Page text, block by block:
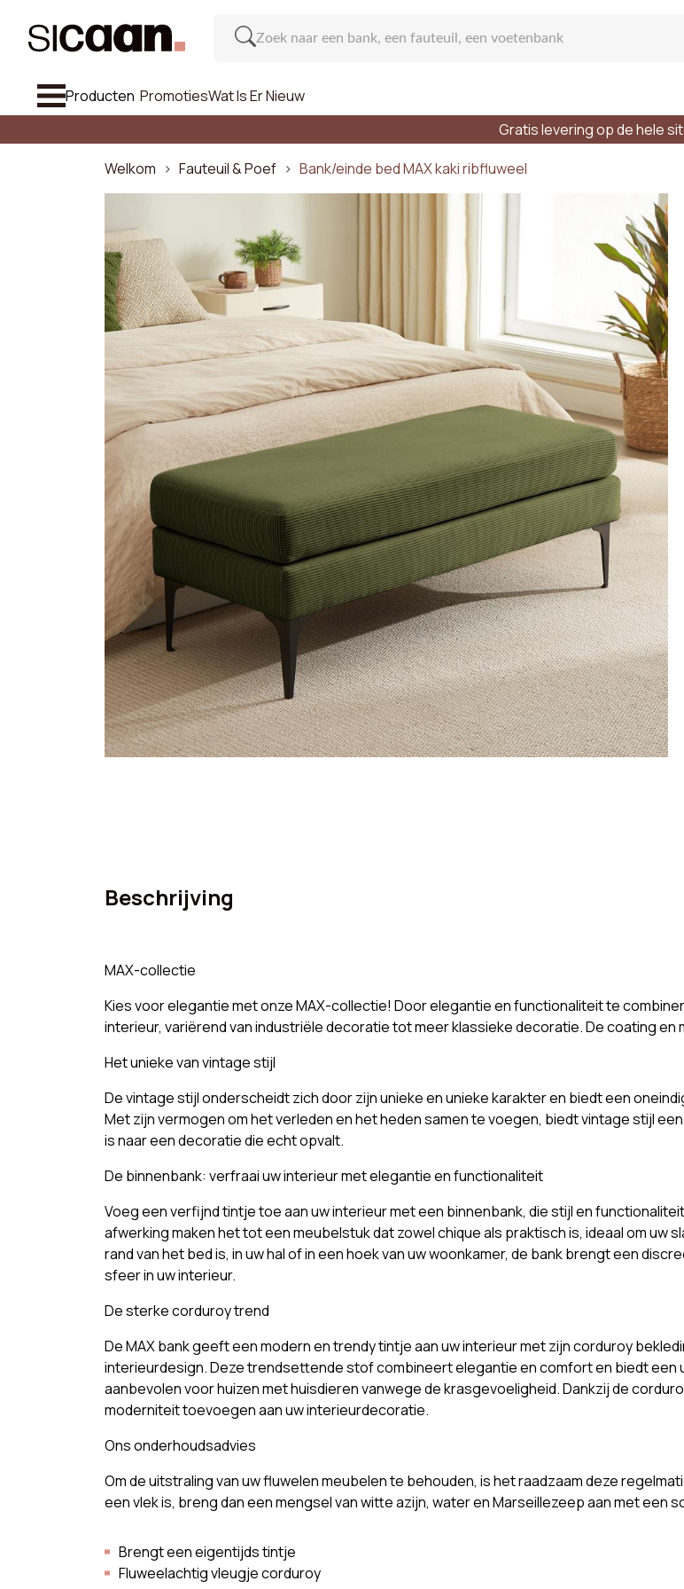
Producten PromotiesWat Is Er Nieuw
Stoel En Barkruk
Wat Is Er Nieuw
Mijn Rekening
Aantal plaatsen
3-Zitsbank
2-Zitsbank
Stijlen
Scandinavische Bank
Vintage Bank
Gratis levering op de hele
Welkom
Fauteuil & Poef Bank/einde bed MAX kaki ribfluweel
Beschrijving
MAX-collectie
Kies voor elegantie met onze MAX-collectie! Door elegantie en functionaliteit te
interieur, variërend van industriële decoratie tot meer klassieke decoratie. De coating
Het unieke van vintage stijl
De vintage stijl onderscheidt zich door zijn unieke en unieke karakter en biedt een
Met zijn vermogen om het verleden en het heden samen te voegen, biedt vintage stijl
is naar een decoratie die echt opvalt.
De binnenbank: verfraai uw interieur met elegantie en functionaliteit
Voeg een verfijnd tintje toe aan uw interieur met een binnenbank, die stijl en
afwerking maken het tot een meubelstuk dat zowel chique als praktisch is, ideaal om uw
rand van het bed is, in uw hal of in een hoek van uw woonkamer, de bank brengt een
sfeer in uw interieur.
De sterke corduroy trend
De MAX bank geeft een modern en trendy tintje aan uw interieur met zijn corduroy
interieurdesign. Deze trendsettende stof combineert elegantie en comfort en biedt een
aanbevolen voor huizen met huisdieren vanwege de krasgevoeligheid. Dankzij de
moderniteit toevoegen aan uw interieurdecoratie.
Ons onderhoudsadvies
Om de uitstraling van uw fluwelen meubelen te behouden, is het raadzaam deze
een vlek is, breng dan een mengsel van witte azijn, water en Marseillezeep aan met een
Brengt een eigentijds tintje
Fluweelachtig vleugje corduroy